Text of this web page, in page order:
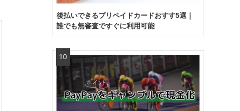
後払いできるプリペイドカードおすす5選｜
誰でも無審査ですぐに利用可能